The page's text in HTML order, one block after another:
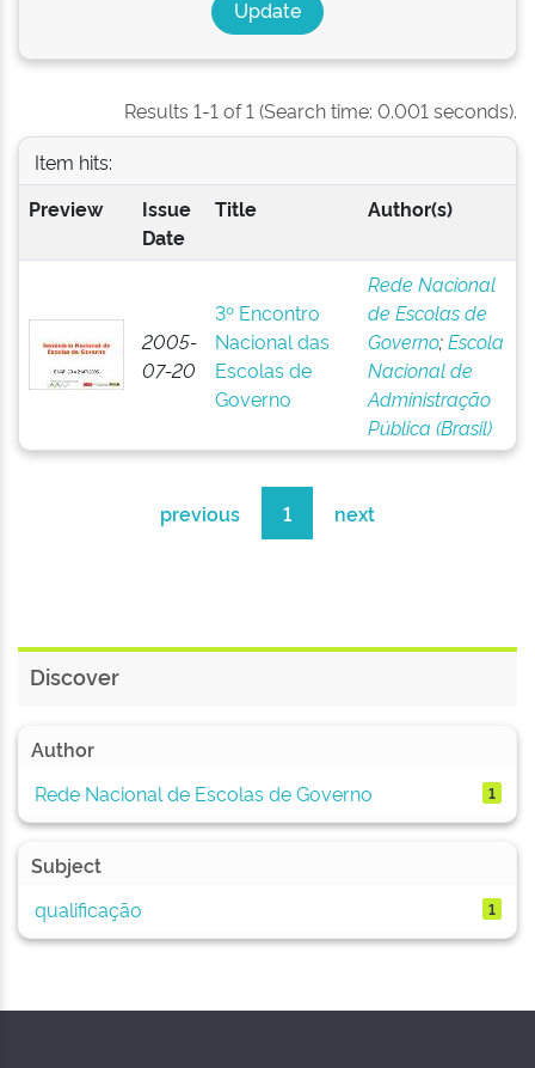
Results 1-1 of 1 (Search time: 0.001 seconds).
Item hits:
Preview
Issue
Date
Title Author(s)
2005-
07-20
3º Encontro
Nacional das
Escolas de
Governo
Rede Nacional
de Escolas de
Governo;Escola
Nacional de
Administração
Pública (Brasil)
previous 1 next
Discover
Author
Rede Nacional de Escolas de Governo
1
Subject
qualificação
1